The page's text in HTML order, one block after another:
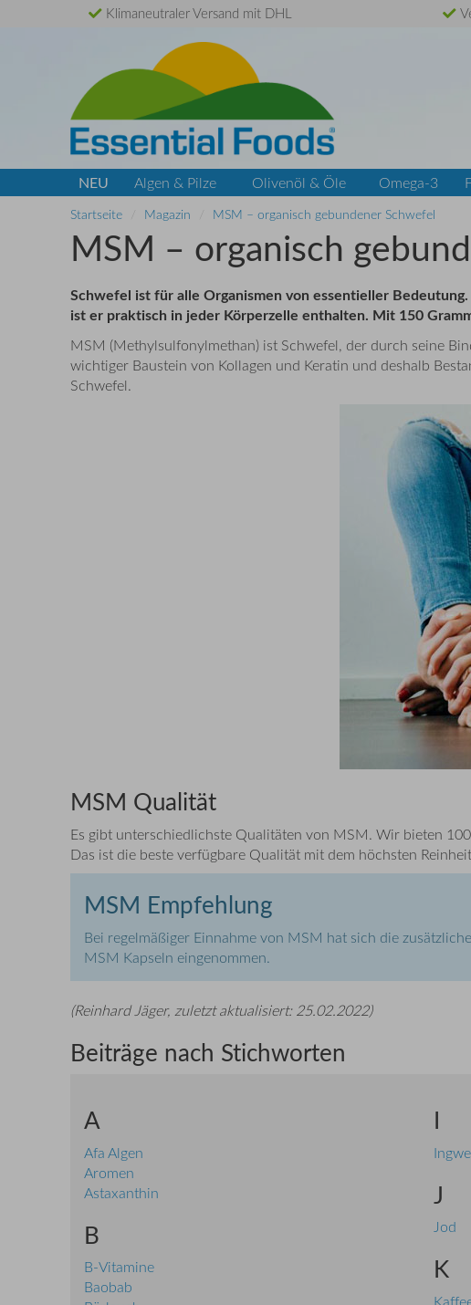
Klimaneutraler Versand mit DHL
NEU Algen & Pilze Olivenöl & Öle Omega-3
Startseite Magazin MSM – organisch gebundener Schwefel
MSM – organisch
Schwefel ist für alle Organismen von essentieller
ist er praktisch in jeder Körperzelle enthalten. Mit 150
MSM (Methylsulfonylmethan) ist Schwefel, der durch seine
wichtiger Baustein von Kollagen und Keratin und deshalb
Schwefel.
MSM Qualität
Es gibt unterschiedlichste Qualitäten von MSM. Wir bieten
Das ist die beste verfügbare Qualität mit dem höchsten
MSM Empfehlung
Bei regelmäßiger Einnahme von MSM hat sich die
MSM Kapseln eingenommen.
(Reinhard Jäger, zuletzt aktualisiert:25.02.2022)
Beiträge nach Stichworten
A
Afa Algen
Aromen
Astaxanthin
B
B-Vitamine
Baobab
I
J
Jod
K